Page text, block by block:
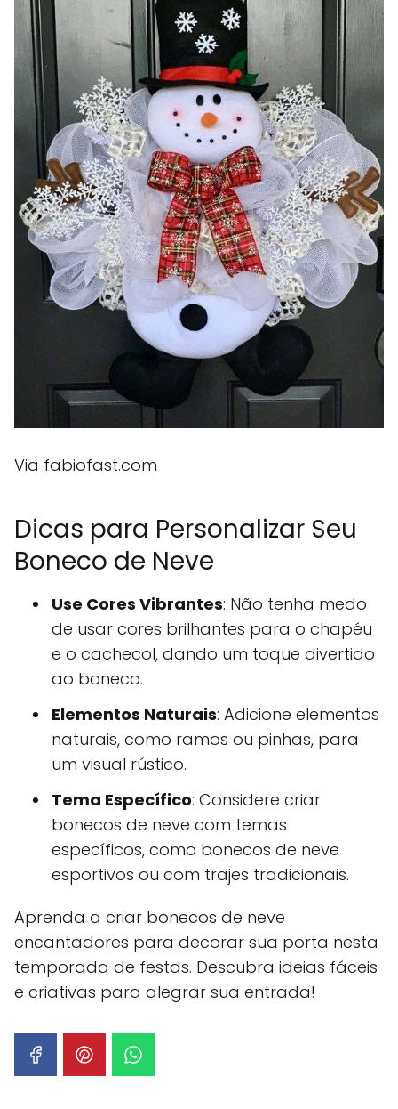
Via fabiofast.com
Dicas para Personalizar Seu
Boneco de Neve
Use Cores Vibrantes: Não tenha medo
de usar cores brilhantes para o chapéu
e o cachecol, dando um toque divertido
ao boneco.
Elementos Naturais: Adicione elementos
naturais, como ramos ou pinhas, para
um visual rústico.
Tema Específico: Considere criar
bonecos de neve com temas
específicos, como bonecos de neve
esportivos ou com trajes tradicionais.
Aprenda a criar bonecos de neve
encantadores para decorar sua porta nesta
temporada de festas. Descubra ideias fáceis
e criativas para alegrar sua entrada!